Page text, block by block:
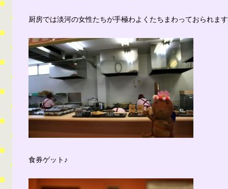
厨房では淡河の女性たちが手極わよくたちまわっておられま
食券ゲット♪